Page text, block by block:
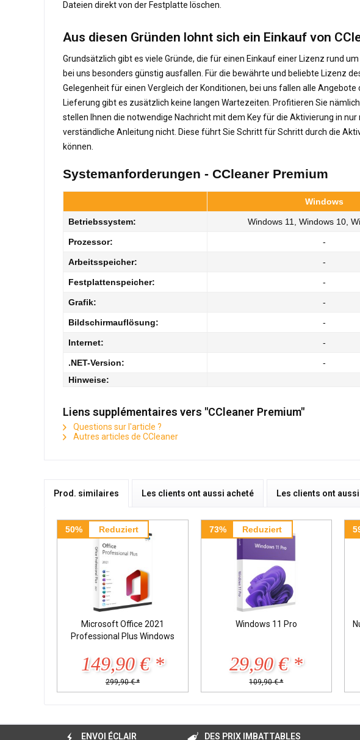
Dateien direkt von der Festplatte löschen.
Aus diesen Gründen lohnt sich ein Einkauf von
Grundsätzlich gibt es viele Gründe, die für einen Einkauf einer Lizenz rund
bei uns besonders günstig ausfallen. Für die bewährte und beliebte Lizenz
Gelegenheit für einen Vergleich der Konditionen, bei uns fallen alle
Lieferung gibt es zusätzlich keine langen Wartezeiten. Profitieren Sie
stellen Ihnen die notwendige Nachricht mit dem Key für die Aktivierung in
verständliche Anleitung nicht. Diese führt Sie Schritt für Schritt durch die
können.
Systemanforderungen - CCleaner Premium
Windows
Betriebssystem: Windows 11, Windows 10,
Prozessor: -
Arbeitsspeicher: -
Festplattenspeicher: -
Grafik: -
Bildschirmauflösung: -
Internet: -
.NET-Version: -
Hinweise:
Liens supplémentaires vers "CCleaner Premium"
Questions sur l'article ?
Autres articles de CCleaner
Prod. similaires Les clients ont aussi acheté Les clients ont
50% Reduziert
Microsoft Office 2021
Professional Plus Windows
149,90 € *
299,90 € *
73% Reduziert
Windows 11 Pro
29,90 € *
109,90 € *
ENVOI ÉCLAIR DES PRIX IMBATTABLES